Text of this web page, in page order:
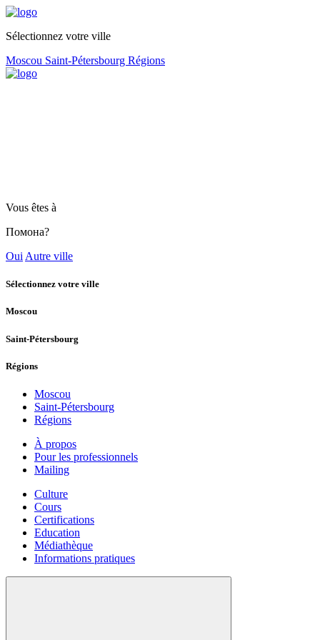
Sélectionnez votre ville
Moscou Saint-Pétersbourg Régions
Vous êtes à
Помона?
Oui Autre ville
Sélectionnez votre ville
Moscou
Saint-Pétersbourg
Régions
Moscou
Saint-Pétersbourg
Régions
À propos
Pour les professionnels
Mailing
Culture
Cours
Certifications
Education
Médiathèque
Informations pratiques